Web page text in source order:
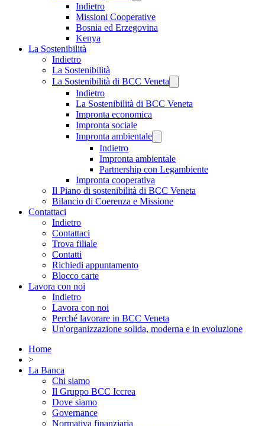
Indietro
Missioni Cooperative
Bosnia ed Erzegovina
Kenya
La Sostenibilità
Indietro
La Sostenibilità
La Sostenibilità di BCC Veneta
Indietro
La Sostenibilità di BCC Veneta
Impronta economica
Impronta sociale
Impronta ambientale
Indietro
Impronta ambientale
Partnership con Legambiente
Impronta cooperativa
Il Piano di sostenibilità di BCC Veneta
Bilancio di Coerenza e Missione
Contattaci
Indietro
Contattaci
Trova filiale
Contatti
Richiedi appuntamento
Blocco carte
Lavora con noi
Indietro
Lavora con noi
Perché lavorare in BCC Veneta
Un'organizzazione solida, moderna e in evoluzione
Home
>
La Banca
Chi siamo
Il Gruppo BCC Iccrea
Dove siamo
Governance
Normativa finanziaria